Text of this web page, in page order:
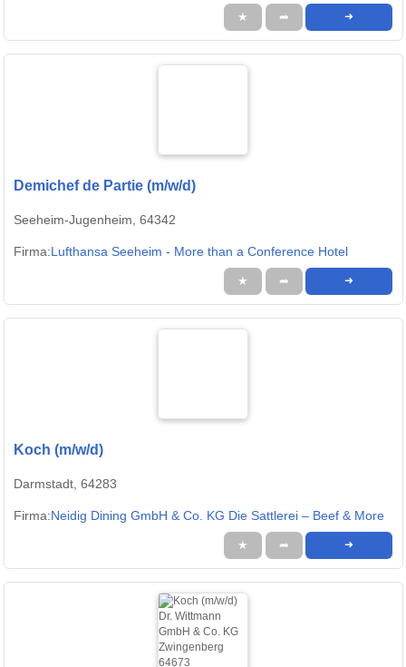
★ ➦ ➜
Demichef de Partie (m/w/d)
Seeheim-Jugenheim, 64342
Firma:Lufthansa Seeheim - More than a Conference Hotel
★ ➦ ➜
Koch (m/w/d)
Darmstadt, 64283
Firma:Neidig Dining GmbH & Co. KG Die Sattlerei – Beef & More
★ ➦ ➜